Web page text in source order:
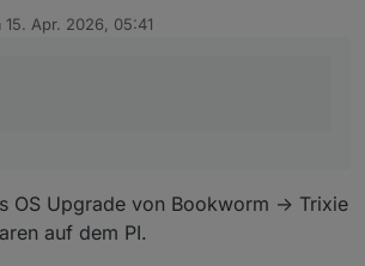
15. Apr. 2026, 05:41
von
OS Upgrade von Bookworm -> Trixie
auf dem PI.